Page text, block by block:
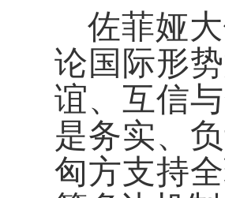
佐菲娅
论国际形
谊、互信
是务实、
匈方支持